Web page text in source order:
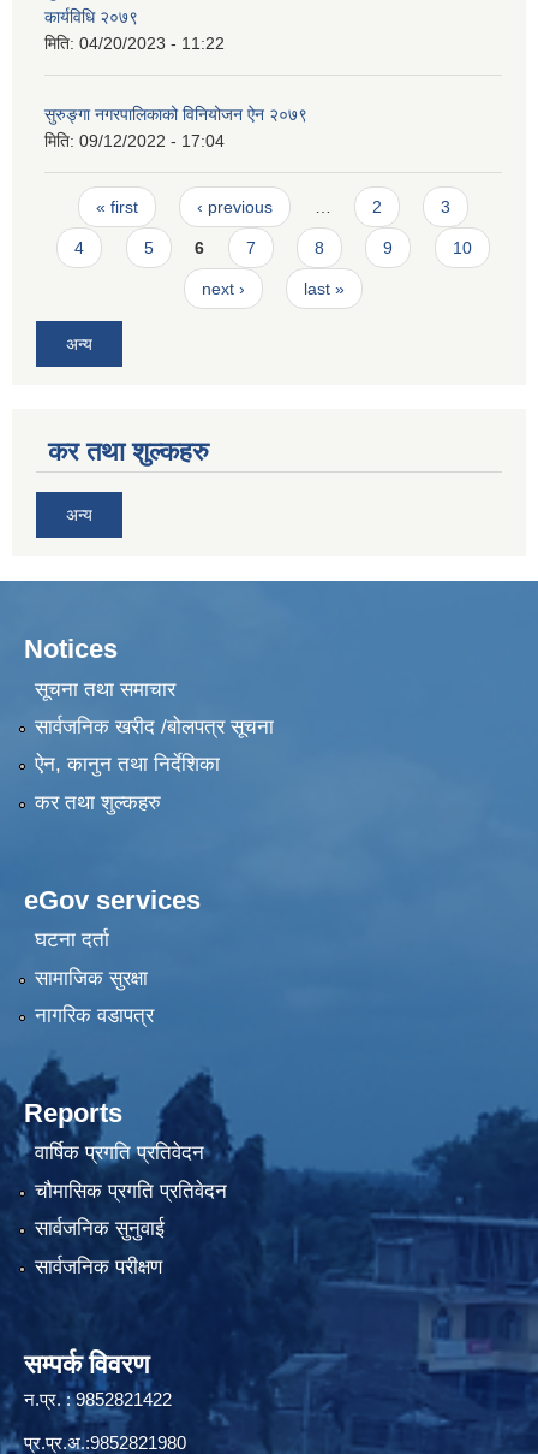
कार्यविधि २०७९
मिति: 04/20/2023 - 11:22
सुरुङ्गा नगरपालिकाको विनियोजन ऐन २०७९
मिति: 09/12/2022 - 17:04
Pages
« first ‹ previous 2 3
4 5 6 7 8 9 10
next › last »
अन्य
कर तथा शुल्कहरु
अन्य
Notices
सूचना तथा समाचार
सार्वजनिक खरीद /बोलपत्र सूचना
ऐन, कानुन तथा निर्देशिका
कर तथा शुल्कहरु
eGov services
घटना दर्ता
सामाजिक सुरक्षा
नागरिक वडापत्र
Reports
वार्षिक प्रगति प्रतिवेदन
चौमासिक प्रगति प्रतिवेदन
सार्वजनिक सुनुवाई
सार्वजनिक परीक्षण
सम्पर्क विवरण
न.प्र. : 9852821422
प्र.प्र.अ.:9852821980